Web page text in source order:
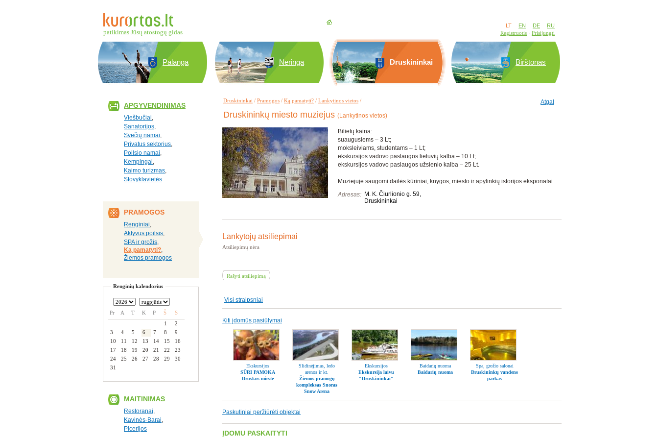
patikimas Jūsų atostogų gidas
LT EN DE
RU
Registruotis
Prisijungti
Palanga Neringa Druskininkai Birštonas
APGYVENDINIMAS
Viešbučiai,
Sanatorijos,
Svečių namai,
Privatus sektorius,
Poilsio namai,
Kempingai,
Kaimo turizmas,
Stovyklavietės
PRAMOGOS
Renginiai,
Aktyvus poilsis,
SPA ir grožis,
Ką pamatyti?,
Žiemos pramogos
Renginių kalendorius
Pr A T K P Š
S
1
2
3
4 5 6 7 8
9
10
11 12 13 14 15
16
17
18 19 20 21 22
23
24
25 26 27 28 29
30
31
MAITINIMAS
Restoranai,
Kavinės-Barai,
Picerijos
Druskininkai / Pramogos / Ką pamatyti? / Lankytinos vietos / Atgal
Druskininkų miesto muziejus (Lankytinos vietos)
Bilietų kaina:
suaugusiems – 3 Lt;
moksleiviams, studentams – 1 Lt;
ekskursijos vadovo paslaugos lietuvių kalba – 10 Lt;
ekskursijos vadovo paslaugos užsienio kalba – 25 Lt.
Muziejuje saugomi dailės kūriniai, knygos, miesto ir apylinkių istorijos eksponatai.
Adresas: M. K. Čiurlionio g. 59,
Druskininkai
Lankytojų atsiliepimai
Atsiliepimų nėra
Rašyti atsiliepimą
Visi straipsniai
Kiti įdomūs pasiūlymai
Ekskursijos
SŪRI PAMOKA
Druskos mieste
Slidinėjimas, ledo
arenos ir kt.
Žiemos pramogų
kompleksas Snoras
Snow Arena
Ekskursijos
Ekskursija laivu
"Druskininkai"
Baidarių nuoma
Baidarių nuoma
Spa, grožio salonai
Druskininkų vandens
parkas
Paskutiniai peržiūrėti objektai
ĮDOMU PASKAITYTI